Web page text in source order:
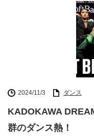
2024/11/3 ダンス
KADOKAWA
群のダンス熱！